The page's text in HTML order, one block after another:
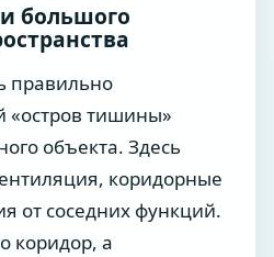
большого
правильно
«остров тишины»
объекта. Здесь
коридорные
от соседних функций.
коридор, а